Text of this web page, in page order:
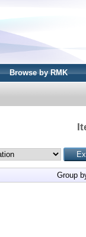
Browse by RMK
Group